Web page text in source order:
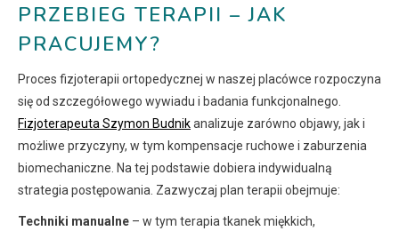
PRZEBIEG TERAPII – JAK
PRACUJEMY?
Proces fizjoterapii ortopedycznej w naszej placówce rozpoczyna
się od szczegółowego wywiadu i badania funkcjonalnego.
Fizjoterapeuta Szymon Budnikanalizuje zarówno objawy, jak i
możliwe przyczyny, w tym kompensacje ruchowe i zaburzenia
biomechaniczne. Na tej podstawie dobiera indywidualną
strategia postępowania. Zazwyczaj plan terapii obejmuje:
Techniki manualne – w tym terapia tkanek miękkich,